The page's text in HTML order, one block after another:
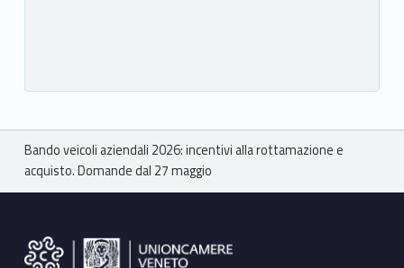
Breadcrumbs navigation
Bando veicoli aziendali 2026: incentivi alla rottamazione e
acquisto. Domande dal 27 maggio